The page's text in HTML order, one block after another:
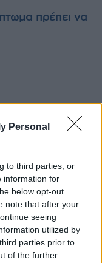
Personal
to third parties, or
information for
below opt-out
note that after your
seeing
utilized by
parties prior to
of the further
πρέπει να